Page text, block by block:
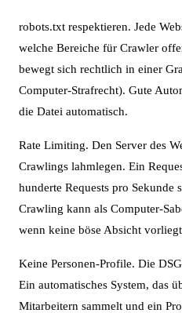
robots.txt respektieren. Jede
welche Bereiche für Crawler
bewegt sich rechtlich in einer
Computer-Strafrecht). Gute
die Datei automatisch.
Rate Limiting. Den Server des
Crawlings lahmlegen. Ein
hunderte Requests pro Sekunde
Crawling kann als Computer-
wenn keine böse Absicht
Keine Personen-Profile. Die
Ein automatisches System, das
Mitarbeitern sammelt und ein